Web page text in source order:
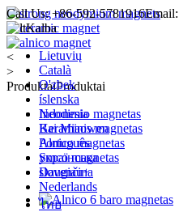
Call Us: +86-592-5781916Email:
Kalba
Lietuvių
Català
O'zbek
íslenska
Indonesia
Bai Miaowen
Português
українська
slovenčina
Nederlands
ไทย
<
>
ProduktaiProduktai
Neodimio magnetas
Keraminis magnetas
Alnico magnetas
Smco magnetas
Daugiau+